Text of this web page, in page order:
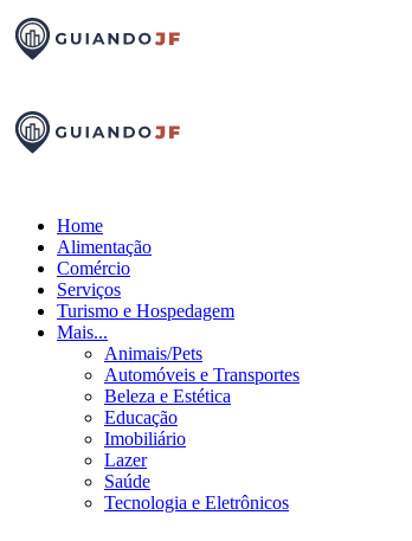
Home
Alimentação
Comércio
Serviços
Turismo e Hospedagem
Mais...
Animais/Pets
Automóveis e Transportes
Beleza e Estética
Educação
Imobiliário
Lazer
Saúde
Tecnologia e Eletrônicos